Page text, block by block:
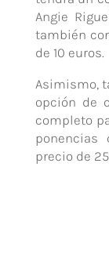
Angie
también
de 10 euros.
Asimismo,
opción de
completo
precio de